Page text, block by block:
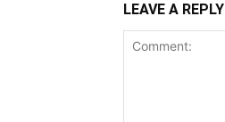
LEAVE A REPLY